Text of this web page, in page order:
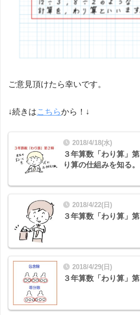
ご意見頂けたら幸いです。
↓続きはこちらから！↓
2018/4/18(水)
３年算数「わり算」
り算の仕組みを知る。
2018/4/22(日)
３年算数「わり算」
2018/4/29(日)
３年算数「わり算」